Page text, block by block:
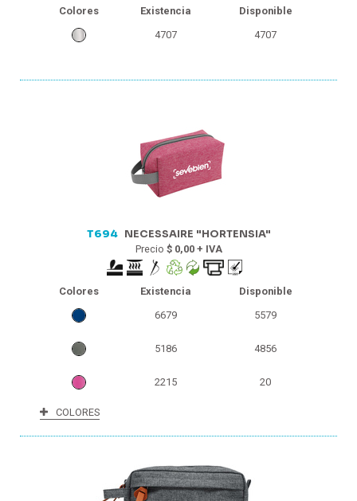
Colores Existencia
Disponible
4707
4707
T694 NECESSAIRE "HORTENSIA"
Precio $ 0,00 + IVA
Colores Existencia
Disponible
6679
5579
5186 4856
2215 20
0
COLORES